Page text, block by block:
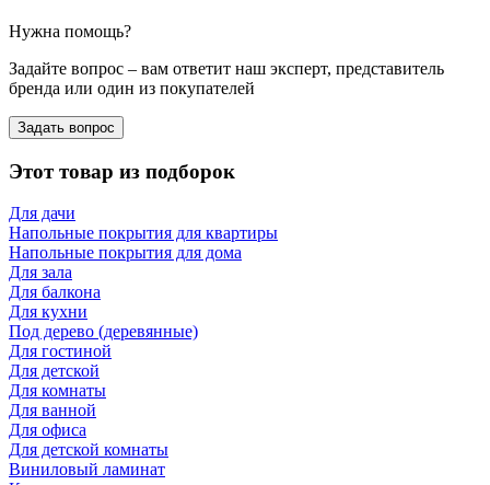
Нужна помощь?
Задайте вопрос – вам ответит наш эксперт, представитель
бренда или один из покупателей
Задать вопрос
Этот товар из подборок
Для дачи
Напольные покрытия для квартиры
Напольные покрытия для дома
Для зала
Для балкона
Для кухни
Под дерево (деревянные)
Для гостиной
Для детской
Для комнаты
Для ванной
Для офиса
Для детской комнаты
Виниловый ламинат